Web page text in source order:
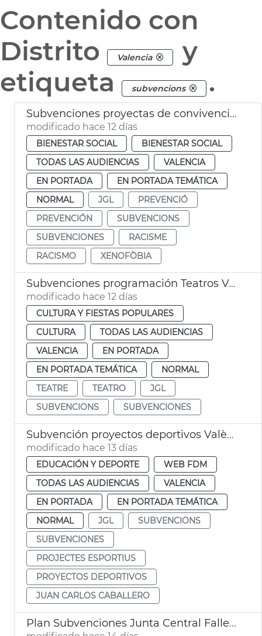
Contenido con
Distrito
Valencia
y
etiqueta
subvencions .
Subvenciones proyectas de convivencia intercultural y prevención del racismo
modificado hace 12 días
BIENESTAR SOCIAL
BIENESTAR SOCIAL
TODAS LAS AUDIENCIAS
VALENCIA
EN PORTADA
EN PORTADA TEMÁTICA
NORMAL
JGL
PREVENCIÓ
PREVENCIÓN
SUBVENCIONS
SUBVENCIONES
RACISME
RACISMO
XENOFÒBIA
Subvenciones programación Teatros València
modificado hace 12 días
CULTURA Y FIESTAS POPULARES
CULTURA
TODAS LAS AUDIENCIAS
VALENCIA
EN PORTADA
EN PORTADA TEMÁTICA
NORMAL
TEATRE
TEATRO
JGL
SUBVENCIONS
SUBVENCIONES
Subvención proyectos deportivos València
modificado hace 13 días
EDUCACIÓN Y DEPORTE
WEB FDM
TODAS LAS AUDIENCIAS
VALENCIA
EN PORTADA
EN PORTADA TEMÁTICA
NORMAL
JGL
SUBVENCIONS
SUBVENCIONES
PROJECTES ESPORTIUS
PROYECTOS DEPORTIVOS
JUAN CARLOS CABALLERO
Plan Subvenciones Junta Central Fallera València